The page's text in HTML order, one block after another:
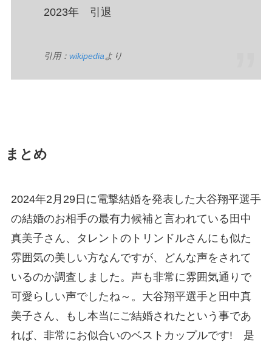
2023年 引退
引用： wikipediaより
まとめ
2024年2月29日に電撃結婚を発表した大谷翔平選手
の結婚のお相手の最有力候補と言われている田中
真美子さん、タレントのトリンドルさんにも似た
雰囲気の美しい方なんですが、どんな声をされて
いるのか調査しました。声も非常に雰囲気通りで
可愛らしい声でしたね～。大谷翔平選手と田中真
美子さん、もし本当にご結婚されたという事であ
れば、非常にお似合いのベストカップルです! 是